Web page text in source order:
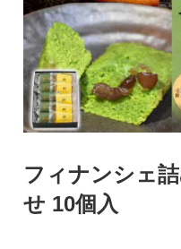
フィナンシェ
せ 10個入